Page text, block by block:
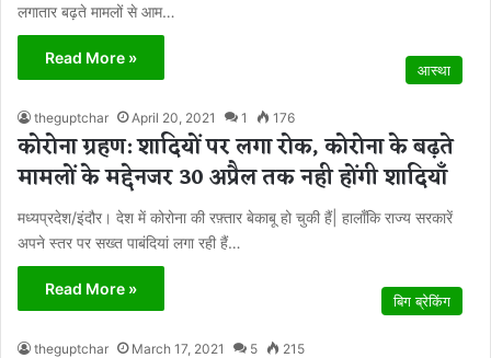
लगातार बढ़ते मामलों से आम…
Read More »
आस्था
theguptchar April 20, 2021 1 176
कोरोना ग्रहण: शादियों पर लगा रोक, कोरोना के बढ़ते
मामलों के मद्देनजर 30 अप्रैल तक नही होंगी शादियाँ
मध्यप्रदेश/इंदौर। देश में कोरोना की रफ़्तार बेकाबू हो चुकी हैं| हालाँकि राज्य सरकारें
अपने स्तर पर सख्त पाबंदियां लगा रही हैं…
Read More »
बिग ब्रेकिंग
theguptchar March 17, 2021 5 215